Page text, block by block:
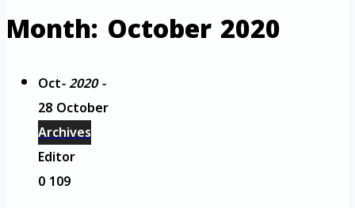
Month: October 2020
Oct- 2020 -
28 October
Archives
Editor
0109